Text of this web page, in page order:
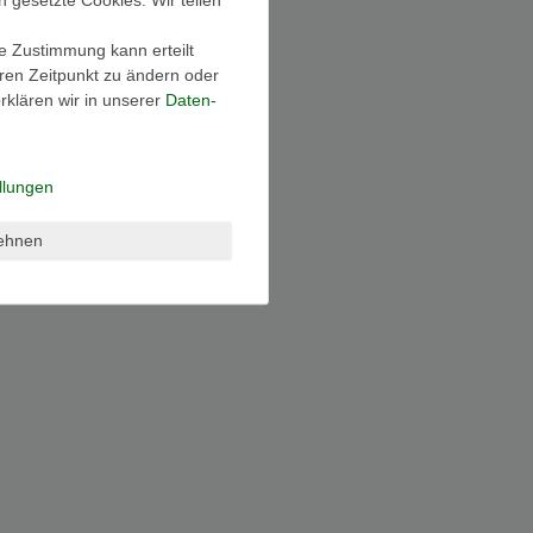
Zustimmung kann erteilt
Zeitpunkt zu ändern oder
wir in unserer Daten­